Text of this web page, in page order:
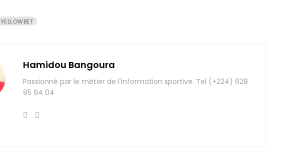
YELLOWBET
Hamidou Bangoura
Passionné par le métier de l'information sportive. Tel (+224) 628
95 94 04